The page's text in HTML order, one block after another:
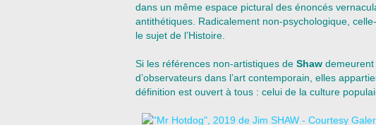
dans un même espace pictural des énoncés
antithétiques. Radicalement non-psychologique,
le sujet de l’Histoire.
Si les références non-artistiques de Shaw demeurent
d’observateurs dans l’art contemporain, elles
définition est ouvert à tous : celui de la culture